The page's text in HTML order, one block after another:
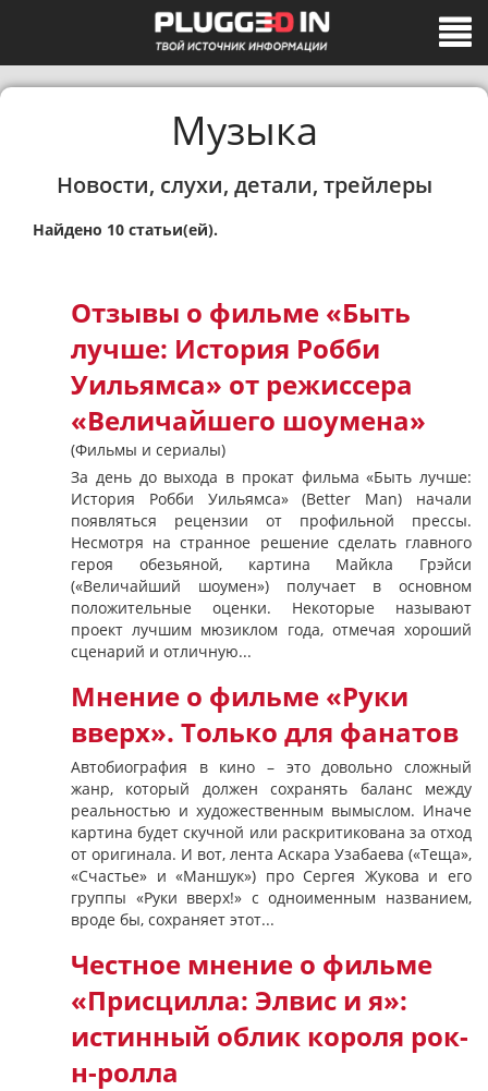
Музыка
Новости, слухи, детали, трейлеры
Найдено 10 статьи(ей).
Отзывы о фильме «Быть
лучше: История Робби
Уильямса» от режиссера
«Величайшего шоумена»
(Фильмы и сериалы)
За день до выхода в прокат фильма «Быть лучше:
История Робби Уильямса» (Better Man) начали
появляться рецензии от профильной прессы.
Несмотря на странное решение сделать главного
героя обезьяной, картина Майкла Грэйси
(«Величайший шоумен») получает в основном
положительные оценки. Некоторые называют
проект лучшим мюзиклом года, отмечая хороший
сценарий и отличную...
Мнение о фильме «Руки
вверх». Только для фанатов
Автобиография в кино – это довольно сложный
жанр, который должен сохранять баланс между
реальностью и художественным вымыслом. Иначе
картина будет скучной или раскритикована за отход
от оригинала. И вот, лента Аскара Узабаева («Теща»,
«Счастье» и «Маншук») про Сергея Жукова и его
группы «Руки вверх!» с одноименным названием,
вроде бы, сохраняет этот...
Честное мнение о фильме
«Присцилла: Элвис и я»:
истинный облик короля рок-
н-ролла